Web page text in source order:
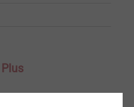
Plus